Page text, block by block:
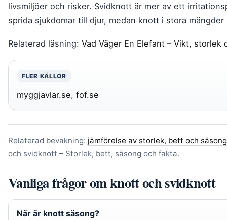
livsmiljöer och risker. Svidknott är mer av ett
sprida sjukdomar till djur, medan knott i stora
Relaterad läsning: Vad Väger En Elefant – Vikt,
FLER KÄLLOR
myggjavlar.se, fof.se
Relaterad bevakning: jämförelse av storlek, bett och säsong
och svidknott – Storlek, bett, säsong och fakta.
Vanliga frågor om knott och svidknott
När är knott säsong?